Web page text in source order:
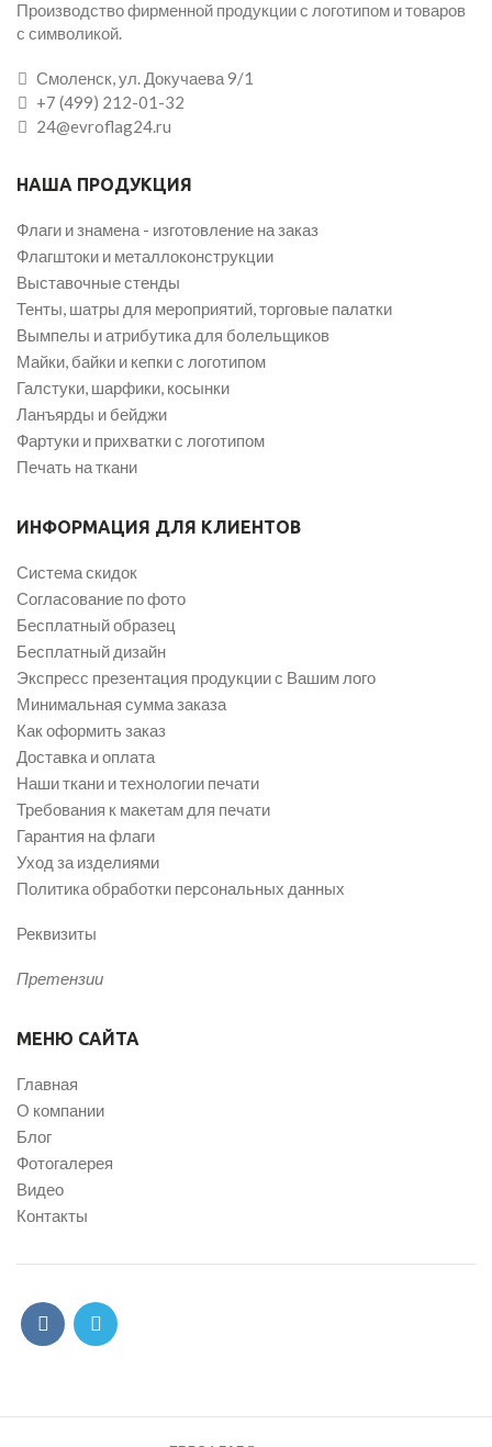
Производство фирменной продукции с логотипом и товаров
с символикой.
Смоленск, ул. Докучаева 9/1
+7 (499) 212-01-32
24@evroflag24.ru
НАША ПРОДУКЦИЯ
Флаги и знамена - изготовление на заказ
Флагштоки и металлоконструкции
Выставочные стенды
Тенты, шатры для мероприятий, торговые палатки
Вымпелы и атрибутика для болельщиков
Майки, байки и кепки с логотипом
Галстуки, шарфики, косынки
Ланъярды и бейджи
Фартуки и прихватки с логотипом
Печать на ткани
ИНФОРМАЦИЯ ДЛЯ КЛИЕНТОВ
Система скидок
Согласование по фото
Бесплатный образец
Бесплатный дизайн
Экспресс презентация продукции с Вашим лого
Минимальная сумма заказа
Как оформить заказ
Доставка и оплата
Наши ткани и технологии печати
Требования к макетам для печати
Гарантия на флаги
Уход за изделиями
Политика обработки персональных данных
Реквизиты
Претензии
МЕНЮ САЙТА
Главная
О компании
Блог
Фотогалерея
Видео
Контакты